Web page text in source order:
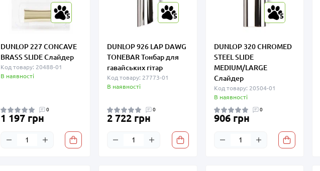
5
DUNLOP 227 CONCAVE
BRASS SLIDE Слайдер
Код товару: 20488-01
В наявності
0
1 197 грн
5
DUNLOP 926 LAP DAWG
TONEBAR Тонбар для
гавайських гітар
Код товару: 27773-01
В наявності
0
2 722 грн
5
DUNLOP 320 CHROMED
STEEL SLIDE
MEDIUM/LARGE
Слайдер
Код товару: 20504-01
В наявності
0
906 грн